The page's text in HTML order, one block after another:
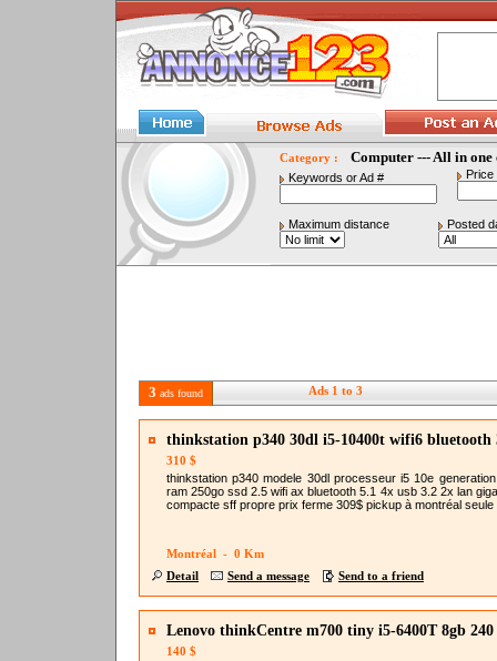
Category : Computer --- All in one
Keywords or Ad # Price
Maximum distance Posted
3 ads found Ads 1 to 3
thinkstation p340 30dl i5-10400t wifi6 bluetooth
310 $
thinkstation p340 modele 30dl processeur i5 10e
ram 250go ssd 2.5 wifi ax bluetooth 5.1 4x usb 3.2 2x lan
compacte sff propre prix ferme 309$ pickup à montréal seule
Montréal - 0 Km
Detail
Send a message Send to a friend
Lenovo thinkCentre m700 tiny i5-6400T 8gb 240
140 $